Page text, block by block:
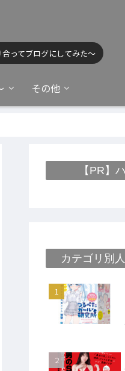
ってブログにしてみた〜
その他
【PR】
カテゴリ別